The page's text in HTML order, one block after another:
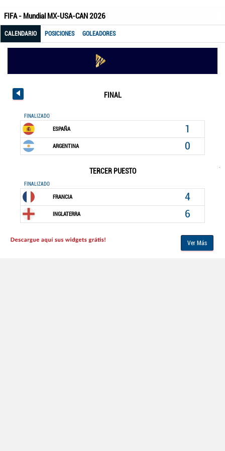
FIFA - Mundial MX-USA-CAN 2026
CALENDARIO POSICIONES GOLEADORES
FINAL
FINALIZADO
ESPAÑA 1
ARGENTINA 0
TERCER PUESTO
FINALIZADO
FRANCIA 4
INGLATERRA 6
Ver Más